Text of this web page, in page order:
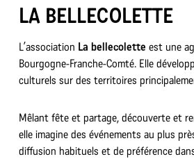
LA BELLECOLETTE
L’association La bellecolette est une
Bourgogne-Franche-Comté. Elle
culturels sur des territoires
Mêlant fête et partage, découverte et
elle imagine des événements au plus
diffusion habituels et de préférence